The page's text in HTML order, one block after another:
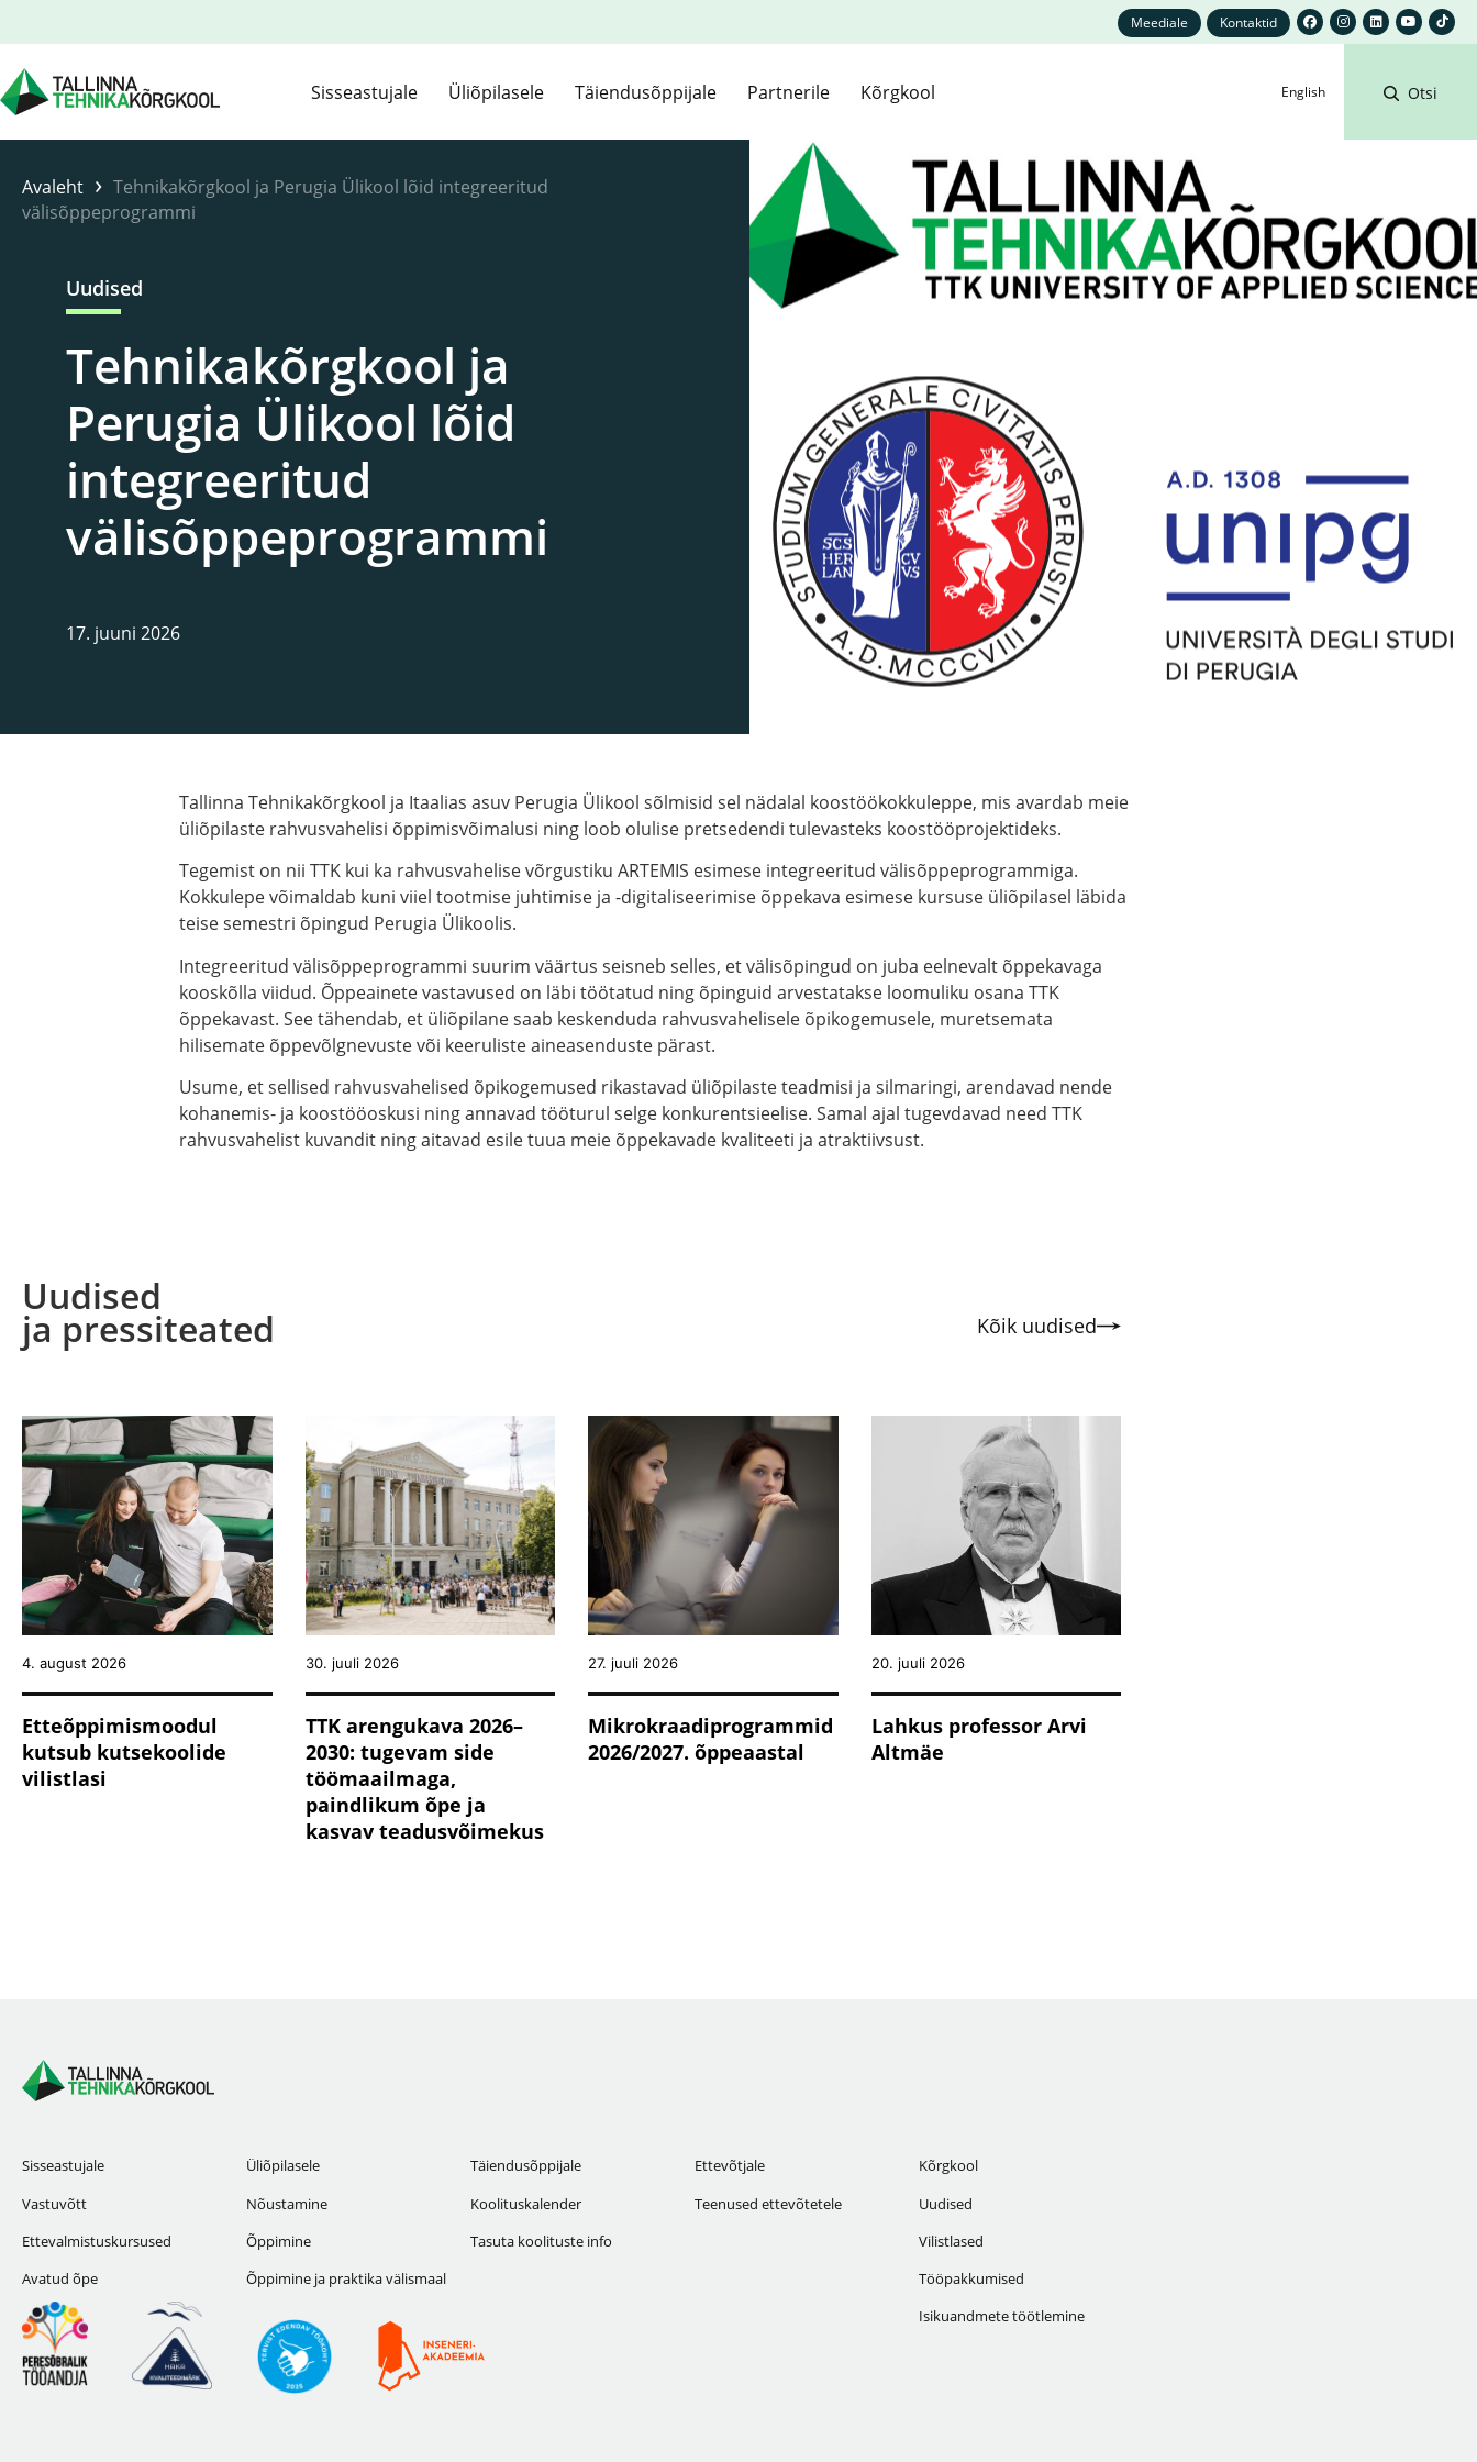
Meediale Kontaktid
Sisseastujale Üliõpilasele Täiendusõppijale Partnerile Kõrgkool English Otsi
Avaleht › Tehnikakõrgkool ja Perugia Ülikool lõid integreeritud
välisõppeprogrammi
Uudised
Tehnikakõrgkool ja
Perugia Ülikool lõid
integreeritud
välisõppeprogrammi
17. juuni 2026
Tallinna Tehnikakõrgkool ja Itaalias asuv Perugia Ülikool sõlmisid sel nädalal koostöökokkuleppe, mis avardab meie
üliõpilaste rahvusvahelisi õppimisvõimalusi ning loob olulise pretsedendi tulevasteks koostööprojektideks.
Tegemist on nii TTK kui ka rahvusvahelise võrgustiku ARTEMIS esimese integreeritud välisõppeprogrammiga.
Kokkulepe võimaldab kuni viiel tootmise juhtimise ja -digitaliseerimise õppekava esimese kursuse üliõpilasel läbida
teise semestri õpingud Perugia Ülikoolis.
Integreeritud välisõppeprogrammi suurim väärtus seisneb selles, et välisõpingud on juba eelnevalt õppekavaga
kooskõlla viidud. Õppeainete vastavused on läbi töötatud ning õpinguid arvestatakse loomuliku osana TTK
õppekavast. See tähendab, et üliõpilane saab keskenduda rahvusvahelisele õpikogemusele, muretsemata
hilisemate õppevõlgnevuste või keeruliste aineasenduste pärast.
Usume, et sellised rahvusvahelised õpikogemused rikastavad üliõpilaste teadmisi ja silmaringi, arendavad nende
kohanemis- ja koostööoskusi ning annavad tööturul selge konkurentsieelise. Samal ajal tugevdavad need TTK
rahvusvahelist kuvandit ning aitavad esile tuua meie õppekavade kvaliteeti ja atraktiivsust.
Uudised
ja pressiteated Kõik uudised
4. august 2026
Etteõppimismoodul
kutsub kutsekoolide
vilistlasi
30. juuli 2026
TTK arengukava 2026–
2030: tugevam side
töömaailmaga,
paindlikum õpe ja
kasvav teadusvõimekus
27. juuli 2026
Mikrokraadiprogrammid
2026/2027. õppeaastal
20. juuli 2026
Lahkus professor Arvi
Altmäe
Sisseastujale
Vastuvõtt
Ettevalmistuskursused
Avatud õpe
Üliõpilasele
Nõustamine
Õppimine
Õppimine ja praktika välismaal
Täiendusõppijale
Koolituskalender
Tasuta koolituste info
Ettevõtjale
Teenused ettevõtetele
Kõrgkool
Uudised
Vilistlased
Tööpakkumised
Isikuandmete töötlemine